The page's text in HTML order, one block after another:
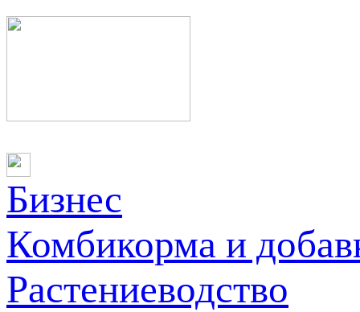
Бизнес
Комбикорма и
Растениеводство